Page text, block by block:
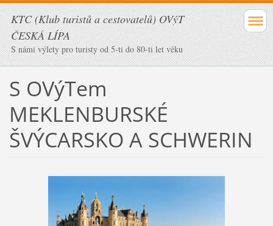
KTC (Klub turistů a cestovatelů) OVýT
ČESKÁ LÍPA
S námi výlety pro turisty od 5-ti do 80-ti let věku
S OVýTem
MEKLENBURSKÉ
ŠVÝCARSKO A SCHWERIN